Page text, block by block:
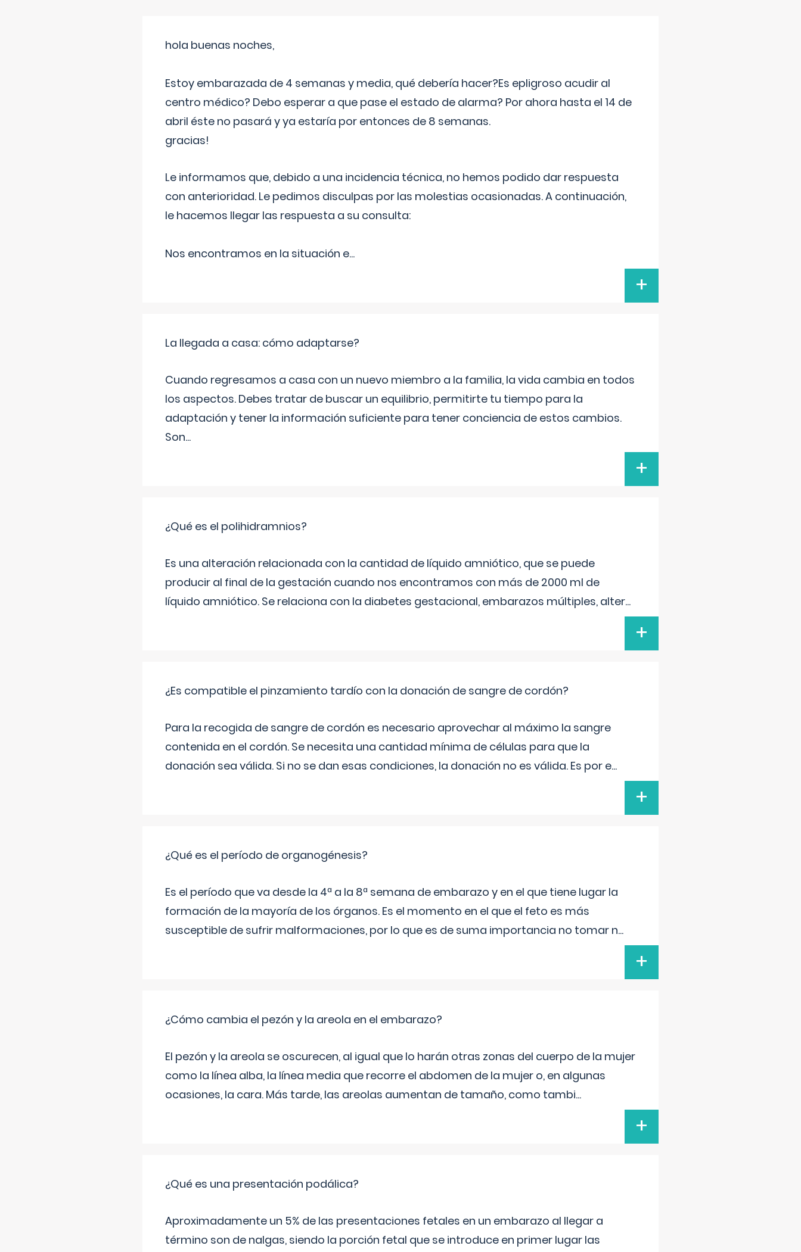
hola buenas noches,
Estoy embarazada de 4 semanas y media, qué debería hacer?Es epligroso acudir al
centro médico? Debo esperar a que pase el estado de alarma? Por ahora hasta el 14 de
abril éste no pasará y ya estaría por entonces de 8 semanas.
gracias!
Le informamos que, debido a una incidencia técnica, no hemos podido dar respuesta
con anterioridad. Le pedimos disculpas por las molestias ocasionadas. A continuación,
le hacemos llegar las respuesta a su consulta:
Nos encontramos en la situación e...
+
La llegada a casa: cómo adaptarse?
Cuando regresamos a casa con un nuevo miembro a la familia, la vida cambia en todos
los aspectos. Debes tratar de buscar un equilibrio, permitirte tu tiempo para la
adaptación y tener la información suficiente para tener conciencia de estos cambios.
Son...
+
¿Qué es el polihidramnios?
Es una alteración relacionada con la cantidad de líquido amniótico, que se puede
producir al final de la gestación cuando nos encontramos con más de 2000 ml de
líquido amniótico. Se relaciona con la diabetes gestacional, embarazos múltiples, alter...
+
¿Es compatible el pinzamiento tardío con la donación de sangre de cordón?
Para la recogida de sangre de cordón es necesario aprovechar al máximo la sangre
contenida en el cordón. Se necesita una cantidad mínima de células para que la
donación sea válida. Si no se dan esas condiciones, la donación no es válida. Es por e...
+
¿Qué es el período de organogénesis?
Es el período que va desde la 4ª a la 8ª semana de embarazo y en el que tiene lugar la
formación de la mayoría de los órganos. Es el momento en el que el feto es más
susceptible de sufrir malformaciones, por lo que es de suma importancia no tomar n...
+
¿Cómo cambia el pezón y la areola en el embarazo?
El pezón y la areola se oscurecen, al igual que lo harán otras zonas del cuerpo de la mujer
como la línea alba, la línea media que recorre el abdomen de la mujer o, en algunas
ocasiones, la cara. Más tarde, las areolas aumentan de tamaño, como tambi...
+
¿Qué es una presentación podálica?
Aproximadamente un 5% de las presentaciones fetales en un embarazo al llegar a
término son de nalgas, siendo la porción fetal que se introduce en primer lugar las